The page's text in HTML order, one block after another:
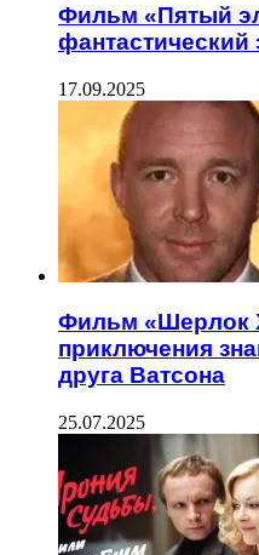
Фильм «Пятый
17.09.2025
Фильм «Шерлок
приключения
друга Ватсона
25.07.2025